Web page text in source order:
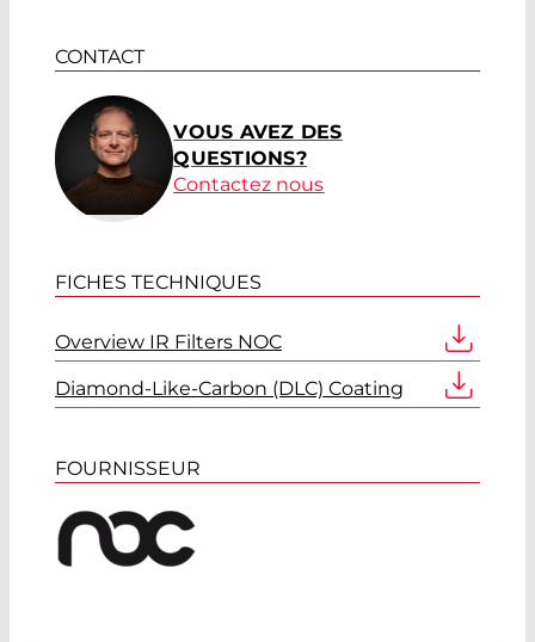
CONTACT
VOUS AVEZ DES
QUESTIONS?
Contactez nous
FICHES TECHNIQUES
Overview IR Filters NOC
Diamond-Like-Carbon (DLC) Coating
FOURNISSEUR